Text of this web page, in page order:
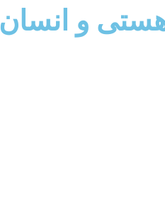
هستی و انسان